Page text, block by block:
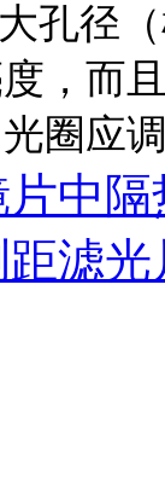
孔径
，而
圈应
中
滤